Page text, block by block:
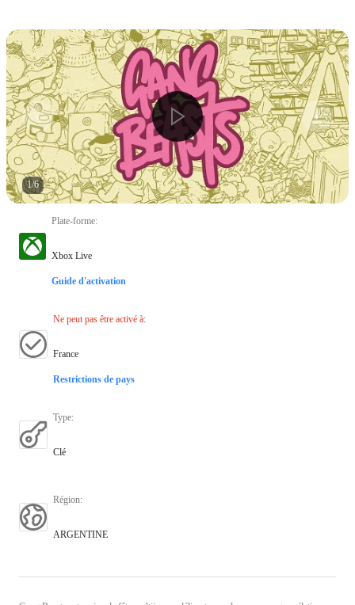
1/6
Plate-forme:
Xbox Live
Guide d'activation
Ne peut pas être activé à:
France
Restrictions de pays
Type:
Clé
Région:
ARGENTINE